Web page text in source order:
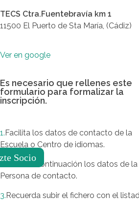
TECS Ctra.Fuentebravía km 1
11500 El Puerto de Sta María, (Cádiz)
Ver en google
Es necesario que rellenes este
formulario para formalizar la
inscripción.
1. Facilita los datos de contacto de la
Escuela o Centro de idiomas.
Indica a continuación los datos de la
Persona de contacto.
3. Recuerda subir el fichero con el
Socio